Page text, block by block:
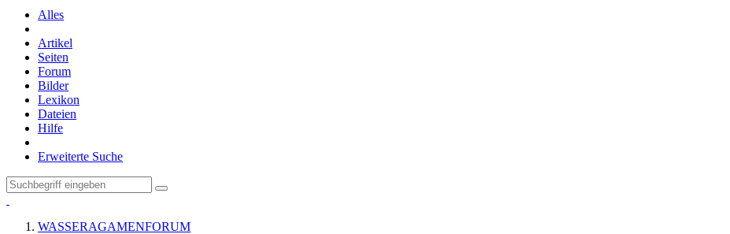
Alles
Artikel
Seiten
Forum
Bilder
Lexikon
Dateien
Hilfe
Erweiterte Suche
WASSERAGAMENFORUM